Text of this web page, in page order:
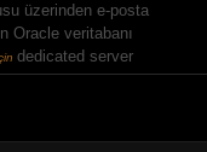
üzerinden e-posta
Oracle veritabanı
dedicated server